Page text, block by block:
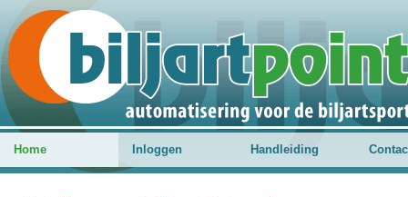
Home Inloggen Handleiding